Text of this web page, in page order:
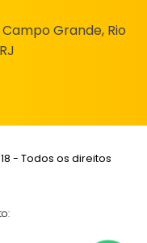
Grande, Rio
- Todos os direitos